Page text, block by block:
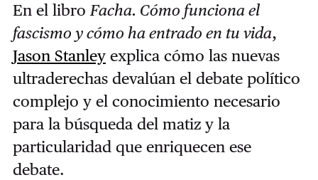
En el libroFacha. Cómo funciona el
fascismo y cómo ha entrado en tu vida,
Jason Stanleyexplica cómo las nuevas
ultraderechas devalúan el debate político
complejo y el conocimiento necesario
para la búsqueda del matiz y la
particularidad que enriquecen ese
debate.